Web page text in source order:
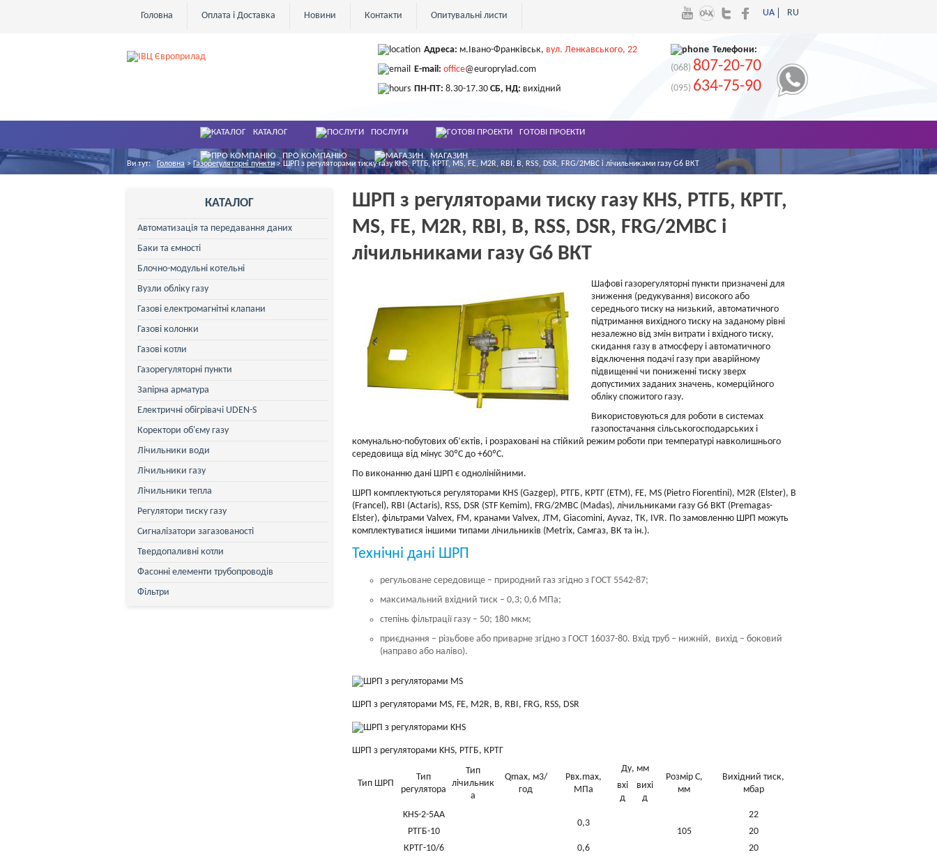
Головна Оплата і Доставка Новини Контакти Опитувальні листи UA RU
Адреса: м.Івано-Франківськ, вул. Ленкавського, 22
E-mail: office@europrylad.com
ПН-ПТ: 8.30-17.30 СБ, НД: вихідний
Телефони:
(068) 807-20-70
(095) 634-75-90
КАТАЛОГ ПОСЛУГИ ГОТОВІ ПРОЕКТИ
ПРО КОМПАНІЮ МАГАЗИН
Ви тут: Головна > Газорегуляторні пункти > ШРП з регуляторами тиску газу KHS, РТГБ, КРТГ, MS, FE, M2R, RBI, B, RSS, DSR, FRG/2MBC і лічильниками газу G6 ВКТ
КАТАЛОГ
Автоматизація та передавання даних
Баки та ємності
Блочно-модульні котельні
Вузли обліку газу
Газові електромагнітні клапани
Газові колонки
Газові котли
Газорегуляторні пункти
Запірна арматура
Електричні обігрівачі UDEN-S
Коректори об'єму газу
Лічильники води
Лічильники газу
Лічильники тепла
Регулятори тиску газу
Сигналізатори загазованості
Твердопаливні котли
Фасонні елементи трубопроводів
Фільтри
ШРП з регуляторами тиску газу KHS, РТГБ, КРТГ,
MS, FE, M2R, RBI, B, RSS, DSR, FRG/2MBC і
лічильниками газу G6 ВКТ
Шафові газорегуляторні пункти призначені для
зниження (редукування) високого або
середнього тиску на низький, автоматичного
підтримання вихідного тиску на заданому рівні
незалежно від змін витрати і вхідного тиску,
скидання газу в атмосферу і автоматичного
відключення подачі газу при аварійному
підвищенні чи пониженні тиску зверх
допустимих заданих значень, комерційного
обліку спожитого газу.
Використовуються для роботи в системах
газопостачання сільськогосподарських і
комунально-побутових об’єктів, і розраховані на стійкий режим роботи при температурі навколишнього
середовища від мінус 30ºС до +60ºС.
По виконанню дані ШРП є однолінійними.
ШРП комплектуються регуляторами KHS (Gazgep), РТГБ, КРТГ (ЕТМ), FE, MS (Pietro Fiorentini), M2R (Elster), B
(Francel), RBI (Actaris), RSS, DSR (STF Kemim), FRG/2MBC (Madas), лічильниками газу G6 BKT (Premagas-
Elster), фільтрами Valvex, FM, кранами Valvex, JTM, Giacomini, Ayvaz, ТК, IVR. По замовленню ШРП можуть
комплектуватися іншими типами лічильників (Metrix, Самгаз, ВК та ін.).
Технічні дані ШРП
регульоване середовище – природний газ згідно з ГОСТ 5542-87;
максимальний вхідний тиск – 0,3; 0,6 МПа;
степінь фільтрації газу – 50; 180 мкм;
приєднання – різьбове або приварне згідно з ГОСТ 16037-80. Вхід труб – нижній, вихід – боковий
(направо або наліво).
ШРП з регуляторами MS, FE, M2R, B, RBI, FRG, RSS, DSR
ШРП з регуляторами KHS, РТГБ, КРТГ
Тип ШРП
Тип
регулятора
Тип
лічильник
а
Qmax, м3/
год
Рвх.max,
МПа
Ду, мм
Розмір С,
мм
Вихідний тиск,
мбар
вхі
д
вихі
д
KHS-2-5AA
0,3
105
22
РТГБ-10
20
КРТГ-10/6
0,6
20